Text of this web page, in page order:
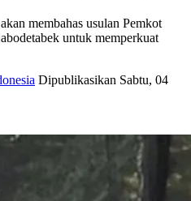
membahas usulan Pemkot
untuk memperkuat
Dipublikasikan Sabtu, 04